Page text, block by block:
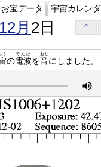
お宝データ 宇宙カレン
月 2日 >
う
の電波
でんぱ
を音
おと
にしました。